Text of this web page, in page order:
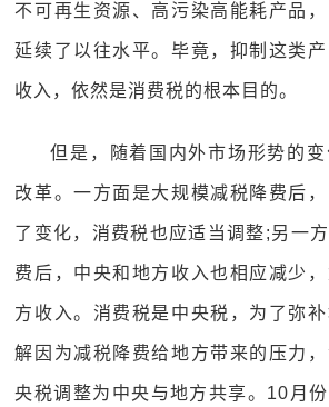
不可再生资源、高污染高能耗产品
延续了以往水平。毕竟，抑制这类
收入，依然是消费税的根本目的。
但是，随着国内外市场形势的
改革。一方面是大规模减税降费后
了变化，消费税也应适当调整;另一
费后，中央和地方收入也相应减少
方收入。消费税是中央税，为了弥
解因为减税降费给地方带来的压力
央税调整为中央与地方共享。10月